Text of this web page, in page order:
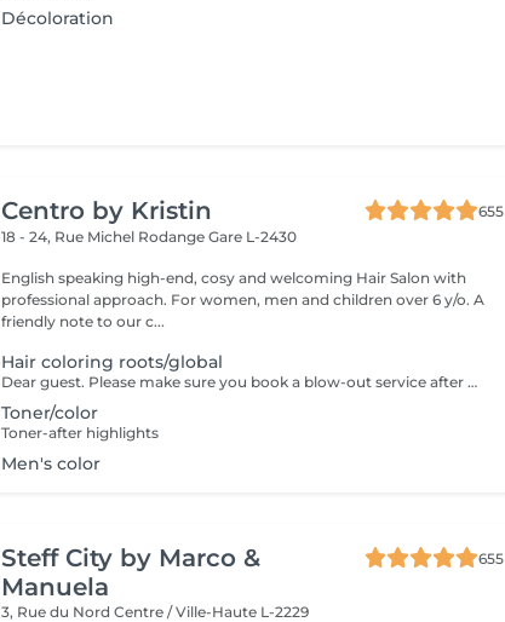
Décoloration
Centro by Kristin
655
18 - 24, Rue Michel RodangeGare L-2430
English speaking high-end, cosy and welcoming Hair Salon with
professional approach. For women, men and children over 6 y/o. A
friendly note to our c...
Hair coloring roots/global
Dear guest. Please make sure you book a blow-out service after your color service, that is additional 30 minutes to the total service. Thank you for understanding. Team Centro
Toner/color
Toner-after highlights
Men's color
Steff City by Marco &
Manuela
655
3, Rue du NordCentre / Ville-Haute L-2229